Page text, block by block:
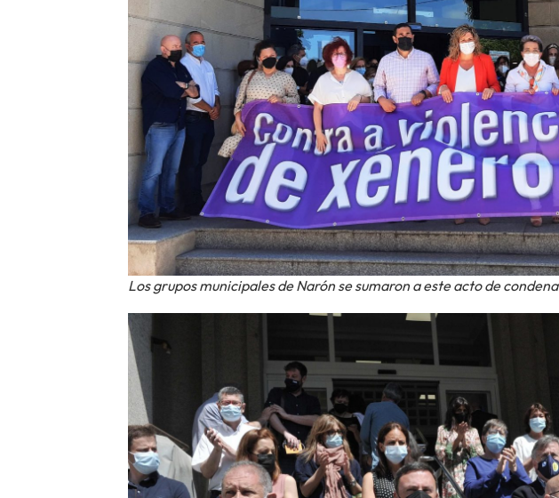
Los grupos municipales de Narón se sumaron a este acto de condena